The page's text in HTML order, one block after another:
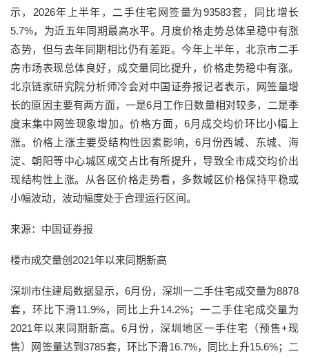
示，2026年上半年，二手住宅网签量为93583套，同比增长
5.7%，为近五年同期最高水平。月度价格走势总体呈稳中有涨
态势，但与去年同期相比仍有差距。今年上半年，北京市二手
房市场表现总体良好，成交量同比提升，价格走势稳中有涨。
北京链家研究院分析师冷会对中国证券报记者表示，网签量增
长的原因主要有两方面，一是6月工作日数量相对较多，二是季
度末集中网签现象增加。价格方面，6月成交均价环比小幅上
涨。价格上涨主要受结构性因素影响，6月份西城、东城、海
淀、朝阳等中心城区成交占比有所提升，导致全市成交均价出
现结构性上涨。从各区价格走势看，多数城区价格保持平稳或
小幅波动，波动幅度处于合理运行区间。
来源：中国证券报
楼市成交量创2021年以来同期新高
深圳市住建局数据显示，6月份，深圳一二手住宅成交量为8878
套，环比下滑11.9%，同比上升14.2%；一二手住宅成交量为
2021年以来同期新高。6月份，深圳地区一手住宅（预售+现
售）网签量达到3785套，环比下滑16.7%，同比上升15.6%；二